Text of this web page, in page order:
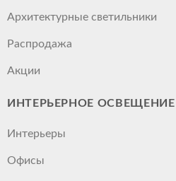
Архитектурные светильники
Распродажа
Акции
ИНТЕРЬЕРНОЕ ОСВЕЩЕНИЕ
Интерьеры
Офисы